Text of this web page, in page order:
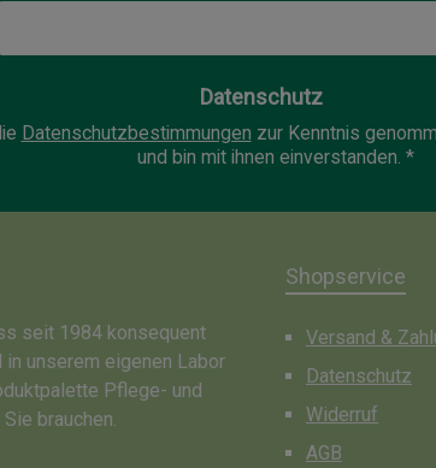
Datenschutz
Datenschutzbestimmungen zur Kenntnis
und bin mit ihnen einverstanden. *
seit 1984 konsequent
unserem eigenen Labor
Pflege- und
brauchen.
Shopservice
Versand &
Datenschutz
Widerruf
AGB